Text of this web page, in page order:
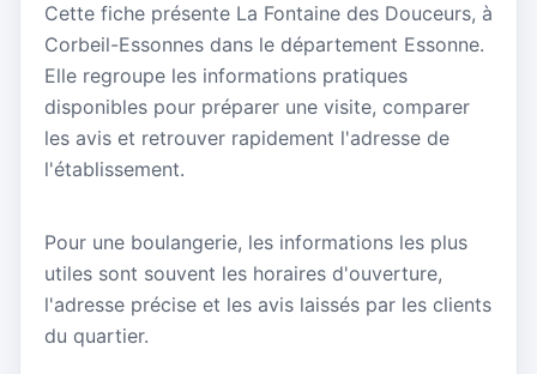
Cette fiche présente La Fontaine des Douceurs, à
Corbeil-Essonnes dans le département Essonne.
Elle regroupe les informations pratiques
disponibles pour préparer une visite, comparer
les avis et retrouver rapidement l'adresse de
l'établissement.
Pour une boulangerie, les informations les plus
utiles sont souvent les horaires d'ouverture,
l'adresse précise et les avis laissés par les clients
du quartier.